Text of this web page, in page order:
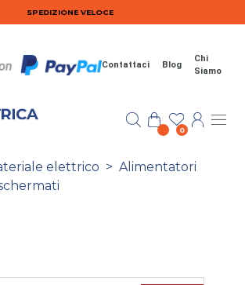
SPEDIZIONE VELOCE
Contattaci Blog
Chi
Siamo
0
elettrico > Alimentatori